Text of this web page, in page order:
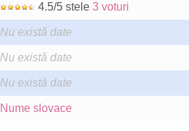
4.5/5 stele 3 voturi
Nu există date
Nu există date
Nu există date
Nume slovace